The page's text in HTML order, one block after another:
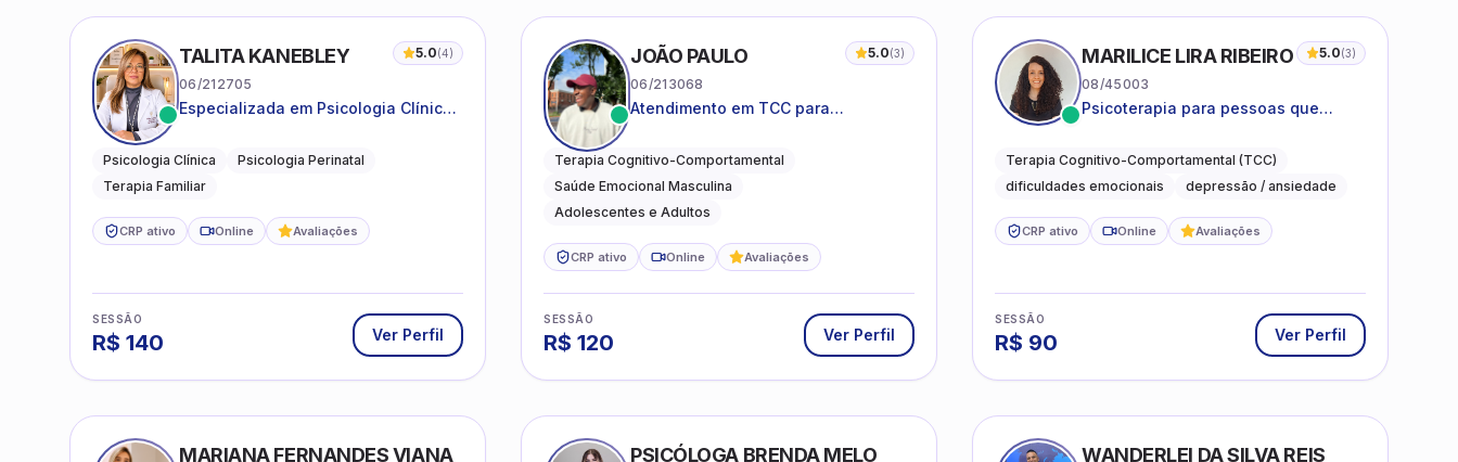
TALITA KANEBLEY 5.0(4)
06/212705
Especializada em Psicologia Clínica
adultos e famílias
Psicologia Clínica
Psicologia Perinatal
Terapia Familiar
CRP ativo Online Avaliações
SESSÃO
R$ 140 Ver Perfil
JOÃO PAULO 5.0(3)
06/213068
Atendimento em TCC para
desenvolvimento de autonomia
emocional
Terapia Cognitivo-Comportamental
Saúde Emocional Masculina
Adolescentes e Adultos
CRP ativo Online Avaliações
SESSÃO
R$ 120 Ver Perfil
MARILICE LIRA RIBEIRO 5.0(3)
08/45003
Psicoterapia para pessoas que
lidar com as dificuldades do dia a
dia
Terapia Cognitivo-Comportamental (TCC)
dificuldades emocionais
depressão / ansiedade
CRP ativo Online Avaliações
SESSÃO
R$ 90 Ver Perfil
MARIANA FERNANDES VIANA PSICÓLOGA BRENDA MELO WANDERLEI DA SILVA REIS